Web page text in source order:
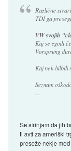
Različne
TDI ga
VW svojih
Kaj se zgodi
Vorsprung
Kaj nek hilbili
Seznam
Se strinjam da jih
ti avti za ameriški
preseže nekje